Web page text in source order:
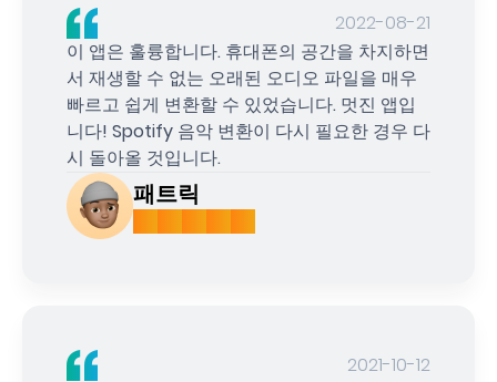
2022-08-21
이 앱은 훌륭합니다. 휴대폰의 공간을 차지하면
서 재생할 수 없는 오래된 오디오 파일을 매우
빠르고 쉽게 변환할 수 있었습니다. 멋진 앱입
니다! Spotify 음악 변환이 다시 필요한 경우 다
시 돌아올 것입니다.
패트릭
2021-10-12